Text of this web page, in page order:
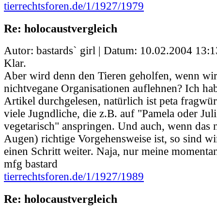
tierrechtsforen.de/1/1927/1979
Re: holocaustvergleich
Autor: bastards` girl | Datum: 10.02.2004
Klar.
Aber wird denn den Tieren geholfen, wenn
nichtvegane Organisationen auflehnen? Ich
Artikel durchgelesen, natürlich ist peta
viele Jugndliche, die z.B. auf "Pamela oder
vegetarisch" anspringen. Und auch, wenn das
Augen) richtige Vorgehensweise ist, so sind
einen Schritt weiter. Naja, nur meine
mfg bastard
tierrechtsforen.de/1/1927/1989
Re: holocaustvergleich